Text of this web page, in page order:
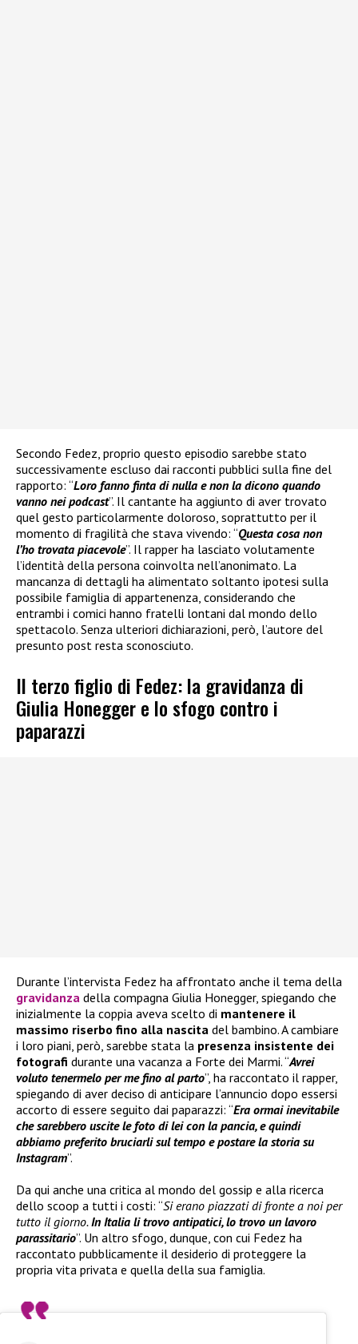
Secondo Fedez, proprio questo episodio sarebbe stato
successivamente escluso dai racconti pubblici sulla fine del
rapporto: “Loro fanno finta di nulla e non la dicono quando
vanno nei podcast”. Il cantante ha aggiunto di aver trovato
quel gesto particolarmente doloroso, soprattutto per il
momento di fragilità che stava vivendo: “Questa cosa non
l’ho trovata piacevole”. Il rapper ha lasciato volutamente
l’identità della persona coinvolta nell’anonimato. La
mancanza di dettagli ha alimentato soltanto ipotesi sulla
possibile famiglia di appartenenza, considerando che
entrambi i comici hanno fratelli lontani dal mondo dello
spettacolo. Senza ulteriori dichiarazioni, però, l’autore del
presunto post resta sconosciuto.
Il terzo figlio di Fedez: la gravidanza di
Giulia Honegger e lo sfogo contro i
paparazzi
Durante l’intervista Fedez ha affrontato anche il tema della
gravidanza della compagna Giulia Honegger, spiegando che
inizialmente la coppia aveva scelto di mantenere il
massimo riserbo fino alla nascita del bambino. A cambiare
i loro piani, però, sarebbe stata la presenza insistente dei
fotografi durante una vacanza a Forte dei Marmi. “Avrei
voluto tenermelo per me fino al parto”, ha raccontato il rapper,
spiegando di aver deciso di anticipare l’annuncio dopo essersi
accorto di essere seguito dai paparazzi: “Era ormai inevitabile
che sarebbero uscite le foto di lei con la pancia, e quindi
abbiamo preferito bruciarli sul tempo e postare la storia su
Instagram”.
Da qui anche una critica al mondo del gossip e alla ricerca
dello scoop a tutti i costi: “Si erano piazzati di fronte a noi per
tutto il giorno.In Italia li trovo antipatici, lo trovo un lavoro
parassitario”. Un altro sfogo, dunque, con cui Fedez ha
raccontato pubblicamente il desiderio di proteggere la
propria vita privata e quella della sua famiglia.